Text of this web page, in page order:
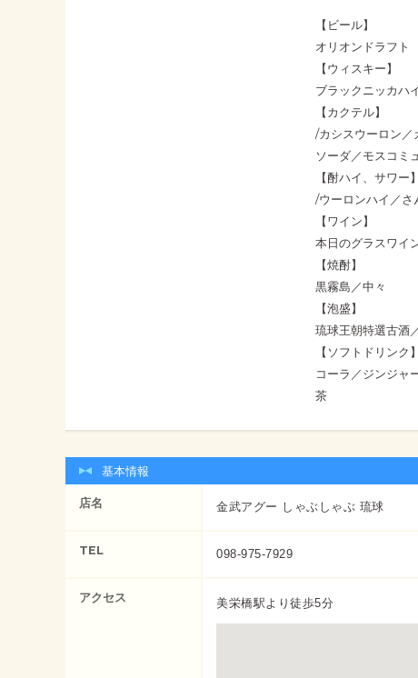
【ビール】
オリオンドラフト
【ウィスキー】
ブラックニッカハ
【カクテル】
/カシスウーロン／
ソーダ／モスコミ
【酎ハイ、サワー】
/ウーロンハイ／さ
【ワイン】
本日のグラスワイ
【焼酎】
黒霧島／中々
【泡盛】
琉球王朝特選古酒
【ソフトドリンク】
コーラ／ジンジャ
茶
基本情報
店名 金武アグー しゃぶしゃぶ 琉球
TEL 098-975-7929
アクセス 美栄橋駅より徒歩5分